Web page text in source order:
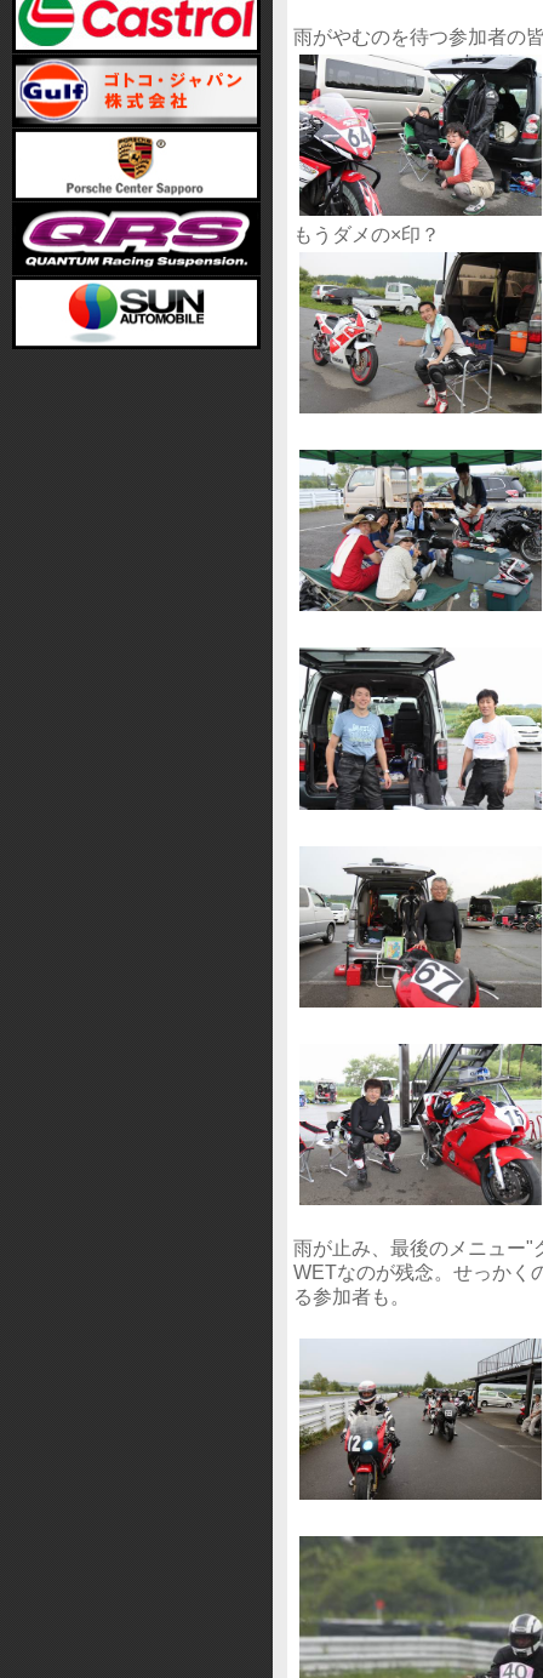
雨がやむのを待つ参加者の
もうダメの×印？
雨が止み、最後のメニュー"
WETなのが残念。せっかく
る参加者も。